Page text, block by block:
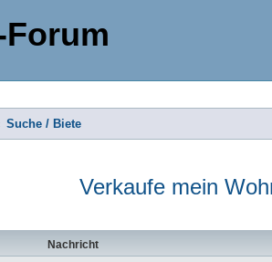
Suche / Biete
Verkaufe mein
Nachricht